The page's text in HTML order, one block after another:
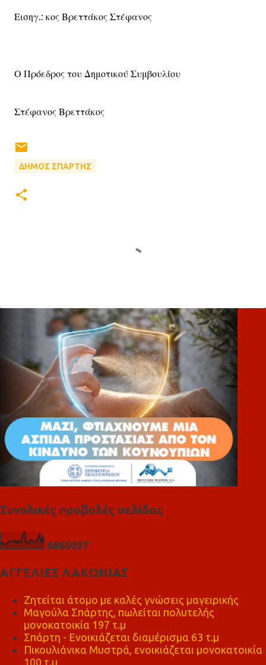
Εισηγ.: κος Βρεττάκος Στέφανος
Ο Πρόεδρος του Δημοτικού Συμβουλίου
Στέφανος Βρεττάκος
ΔΗΜΟΣ ΣΠΑΡΤΗΣ
λ
Συνολικές προβολές σελίδας
6865037
ΑΓΓΕΛΙΕΣ ΛΑΚΩΝΙΑΣ
Ζητείται άτομο με καλές γνώσεις μαγειρικής
Μαγούλα Σπάρτης, πωλείται πολυτελής
μονοκατοικία 197 τ.μ
Σπάρτη - Ενοικιάζεται διαμέρισμα 63 τ.μ
Πικουλιάνικα Μυστρά, ενοικιάζεται μονοκατοικία
100 τ.μ